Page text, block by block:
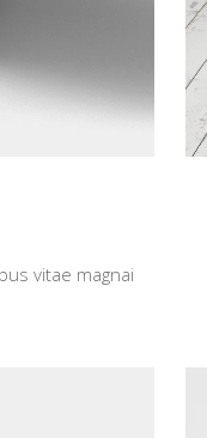
vitae magnai